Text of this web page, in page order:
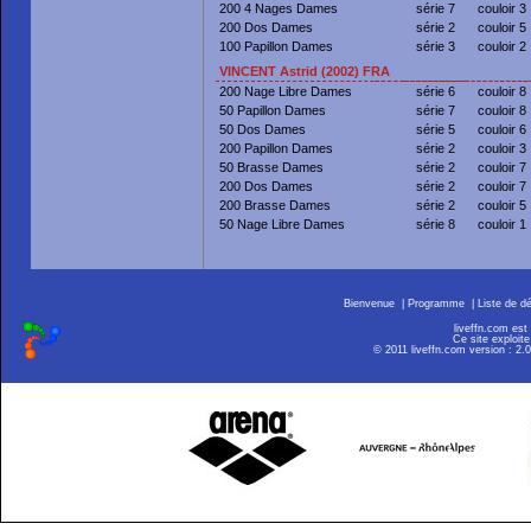
200 4 Nages Dames
série 7
couloir 3
200 Dos Dames
série 2
couloir 5
100 Papillon Dames
série 3
couloir 2
VINCENT Astrid (2002) FRA
200 Nage Libre Dames
série 6
couloir 8
50 Papillon Dames
série 7
couloir 8
50 Dos Dames
série 5
couloir 6
200 Papillon Dames
série 2
couloir 3
50 Brasse Dames
série 2
couloir 7
200 Dos Dames
série 2
couloir 7
200 Brasse Dames
série 2
couloir 5
50 Nage Libre Dames
série 8 couloir 1
Bienvenue Programme Liste de
liveffn.com est
Ce site
© 2011 liveffn.com version :